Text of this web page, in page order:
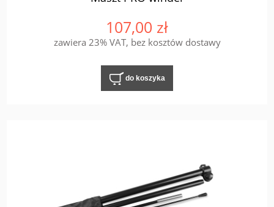
107,00 zł
zawiera 23% VAT, bez kosztów dostawy
do koszyka